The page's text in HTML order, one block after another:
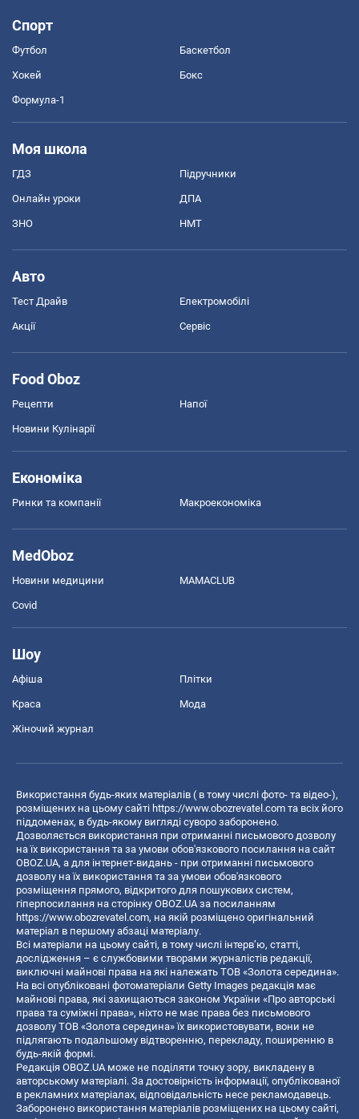
Спорт
Футбол Баскетбол
Хокей Бокс
Формула-1
Моя школа
ГДЗ Підручники
Онлайн уроки ДПА
ЗНО НМТ
Авто
Тест Драйв Електромобілі
Акції Сервіс
Food Oboz
Рецепти Напої
Новини Кулінарії
Економіка
Ринки та компанії Макроекономіка
MedOboz
Новини медицини MAMACLUB
Covid
Шоу
Афіша Плітки
Краса Мода
Жіночий журнал
Використання будь-яких матеріалів ( в тому числі фото- та відео-),
розміщених на цьому сайті https://www.obozrevatel.com та всіх його
піддоменах, в будь-якому вигляді суворо заборонено.
Дозволяється використання при отриманні письмового дозволу
на їх використання та за умови обов'язкового посилання на сайт
OBOZ.UA, а для інтернет-видань - при отриманні письмового
дозволу на їх використання та за умови обов'язкового
розміщення прямого, відкритого для пошукових систем,
гіперпосилання на сторінку OBOZ.UA за посиланням
https://www.obozrevatel.com, на якій розміщено оригінальний
матеріал в першому абзаці матеріалу.
Всі матеріали на цьому сайті, в тому числі інтерв’ю, статті,
дослідження – є службовими творами журналістів редакції,
виключні майнові права на які належать ТОВ «Золота середина».
На всі опубліковані фотоматеріали Getty Images редакція має
майнові права, які захищаються законом України «Про авторські
права та суміжні права», ніхто не має права без письмового
дозволу ТОВ «Золота середина» їх використовувати, вони не
підлягають подальшому відтворенню, перекладу, поширенню в
будь-якій формі.
Редакція OBOZ.UA може не поділяти точку зору, викладену в
авторському матеріалі. За достовірність інформації, опублікованої
в рекламних матеріалах, відповідальність несе рекламодавець.
Заборонено використання матеріалів розміщених на цьому сайті,